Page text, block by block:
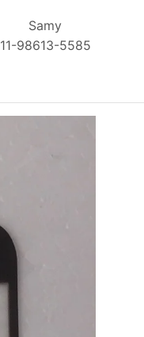
Samy
11-98613-5585